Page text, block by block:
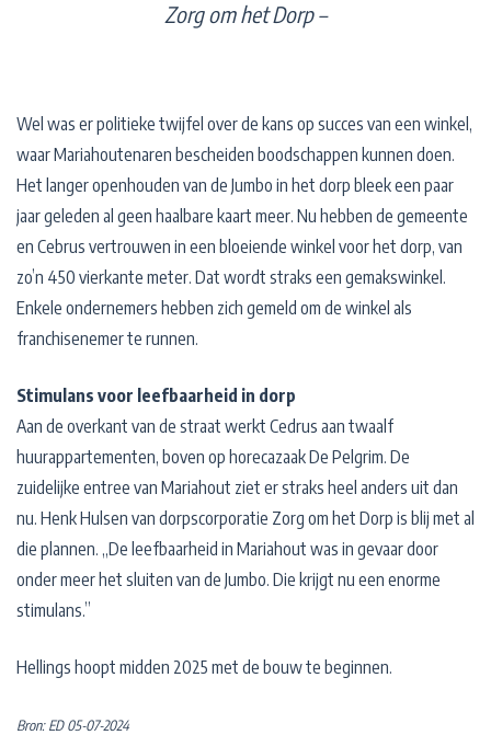
Zorg om het Dorp –
Wel was er politieke twijfel over de kans op succes van een winkel,
waar Mariahoutenaren bescheiden boodschappen kunnen doen.
Het langer openhouden van de Jumbo in het dorp bleek een paar
jaar geleden al geen haalbare kaart meer. Nu hebben de gemeente
en Cebrus vertrouwen in een bloeiende winkel voor het dorp, van
zo’n 450 vierkante meter. Dat wordt straks een gemakswinkel.
Enkele ondernemers hebben zich gemeld om de winkel als
franchisenemer te runnen.
Stimulans voor leefbaarheid in dorp
Aan de overkant van de straat werkt Cedrus aan twaalf
huurappartementen, boven op horecazaak De Pelgrim. De
zuidelijke entree van Mariahout ziet er straks heel anders uit dan
nu. Henk Hulsen van dorpscorporatie Zorg om het Dorp is blij met al
die plannen. ,,De leefbaarheid in Mariahout was in gevaar door
onder meer het sluiten van de Jumbo. Die krijgt nu een enorme
stimulans.”
Hellings hoopt midden 2025 met de bouw te beginnen.
Bron: ED 05-07-2024